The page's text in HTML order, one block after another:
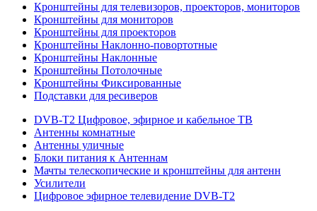
Кронштейны для телевизоров, проекторов, мониторов
Кронштейны для мониторов
Кронштейны для проекторов
Кронштейны Наклонно-повортотные
Кронштейны Наклонные
Кронштейны Потолочные
Кронштейны Фиксированные
Подставки для ресиверов
DVB-T2 Цифровое, эфирное и кабельное ТВ
Антенны комнатные
Антенны уличные
Блоки питания к Антеннам
Мачты телескопические и кронштейны для антенн
Усилители
Цифровое эфирное телевидение DVB-Т2